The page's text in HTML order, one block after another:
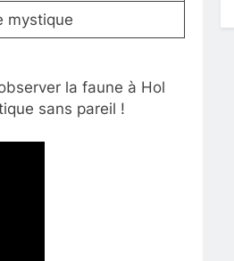
mystique
la faune à Hol
sans pareil !